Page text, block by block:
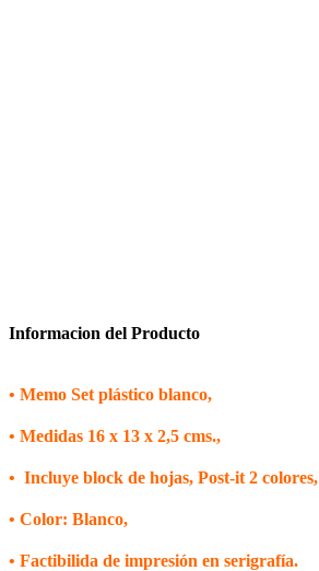
Informacion del Producto
• Memo Set plástico blanco,
• Medidas 16 x 13 x 2,5 cms.,
• Incluye block de hojas, Post-it 2 colores,
• Color: Blanco,
• Factibilida de impresión en serigrafía.